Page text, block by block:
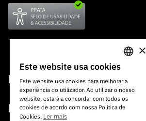
Financiamento
Programas de Financiamento
Internacional
Media
PORTUGUESE
ENGLISH
×
Este website usa cookies
Este website usa cookies para melhorar a
experiência do utilizador. Ao utilizar o nosso
website, estará a concordar com todos os
cookies de acordo com nossa Política de
Cookies. Ler mais